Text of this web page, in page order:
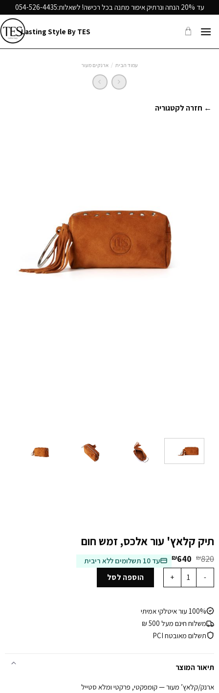
to
content
עד 20% הנחה ונרתיק איפור מתנה בכל רכישה! לשאלות: 054-526-4435
Lasting Style By TES
עמוד הבית / ארנקים מעור
← חזרה לקטגוריה
תיק קלאץ' עור אלכס, זמש חום
₪820 המחיר
המקורי
היה:
₪820.
₪640 המחיר
הנוכחי
הוא:
₪640.
עד 10 תשלומים ללא ריבית
כמות של תיק קלאץ' עור אלכס, זמש חום
הוספה לסל
100% עור איטלקי אמיתי
משלוח חינם מעל 500 ₪
תשלום מאובטח PCI
תיאור המוצר
ארנק/קלאץ’ מעור — קומפקטי, פרקטי ומלא סטייל